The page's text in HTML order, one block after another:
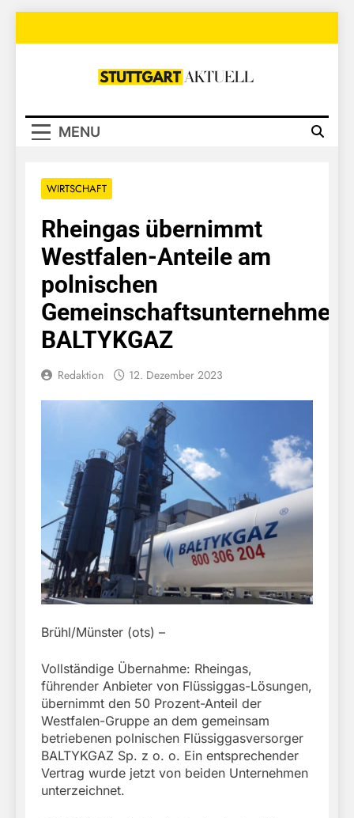
Stuttgart
MENU
WIRTSCHAFT
Rheingas übernimmt
Westfalen-Anteile am
polnischen
Gemeinschaftsunternehmen
BALTYKGAZ
Redaktion 12. Dezember 2023
Brühl/Münster (ots) –
Vollständige Übernahme: Rheingas,
führender Anbieter von Flüssiggas-Lösungen,
übernimmt den 50 Prozent-Anteil der
Westfalen-Gruppe an dem gemeinsam
betriebenen polnischen Flüssiggasversorger
BALTYKGAZ Sp. z o. o. Ein entsprechender
Vertrag wurde jetzt von beiden Unternehmen
unterzeichnet.